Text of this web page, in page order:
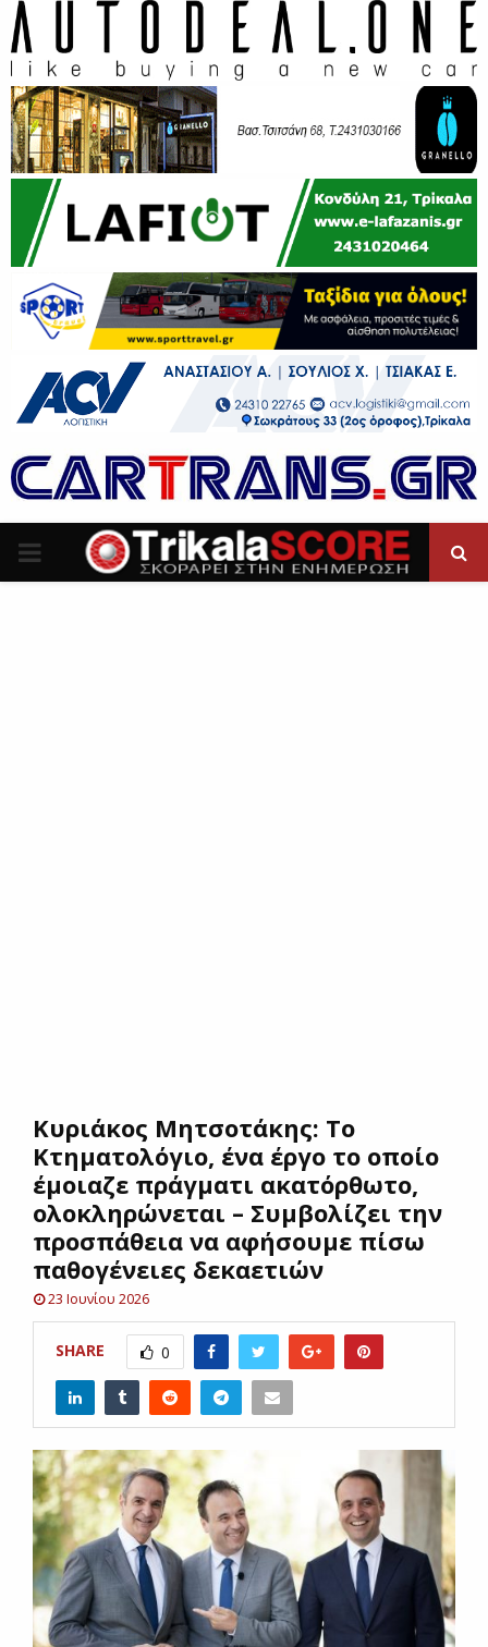
P
UΚυριάκος Μητσοτάκης: Το
Κτηματολόγιο, ένα έργο το οποίο
έμοιαζε πράγματι ακατόρθωτο,
ολοκληρώνεται – Συμβολίζει την
προσπάθεια να αφήσουμε πίσω
παθογένειες δεκαετιών
23 Ιουνίου 2026
SHARE 0